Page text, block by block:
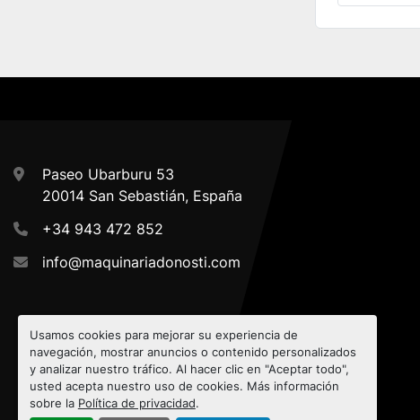
Usamos cookies para mejorar su experiencia de
navegación, mostrar anuncios o contenido personalizados
y analizar nuestro tráfico. Al hacer clic en "Aceptar todo",
usted acepta nuestro uso de cookies. Más información
sobre la Política de privacidad.
Paseo Ubarburu 53
20014 San Sebastián, España
+34 943 472 852
info@maquinariadonosti.com